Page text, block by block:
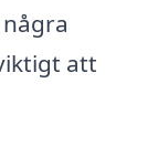
att